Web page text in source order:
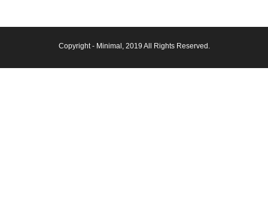
Copyright - Minimal , 2019 All Rights Reserved.